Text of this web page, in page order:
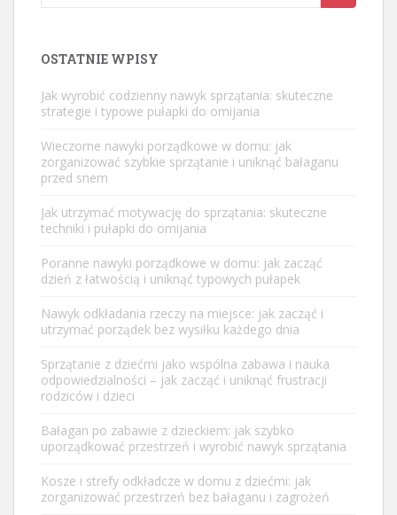
OSTATNIE WPISY
Jak wyrobić codzienny nawyk sprzątania: skuteczne
strategie i typowe pułapki do omijania
Wieczorne nawyki porządkowe w domu: jak
zorganizować szybkie sprzątanie i uniknąć bałaganu
przed snem
Jak utrzymać motywację do sprzątania: skuteczne
techniki i pułapki do omijania
Poranne nawyki porządkowe w domu: jak zacząć
dzień z łatwością i uniknąć typowych pułapek
Nawyk odkładania rzeczy na miejsce: jak zacząć i
utrzymać porządek bez wysiłku każdego dnia
Sprzątanie z dziećmi jako wspólna zabawa i nauka
odpowiedzialności – jak zacząć i uniknąć frustracji
rodziców i dzieci
Bałagan po zabawie z dzieckiem: jak szybko
uporządkować przestrzeń i wyrobić nawyk sprzątania
Kosze i strefy odkładcze w domu z dziećmi: jak
zorganizować przestrzeń bez bałaganu i zagrożeń